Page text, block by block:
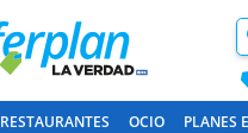
RESTAURANTES OCIO PLANES